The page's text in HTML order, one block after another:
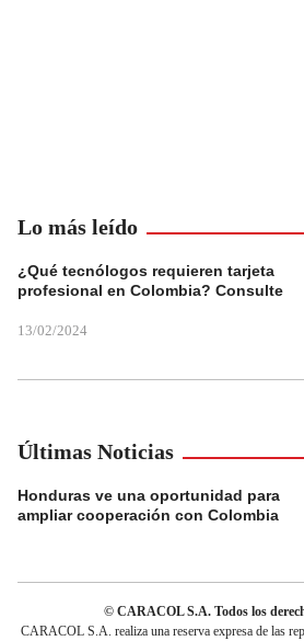
Lo más leído
¿Qué tecnólogos requieren tarjeta
profesional en Colombia? Consulte
13/02/2024
Últimas Noticias
Honduras ve una oportunidad para
ampliar cooperación con Colombia
© CARACOL S.A. Todos los
CARACOL S.A. realiza una reserva expresa de las